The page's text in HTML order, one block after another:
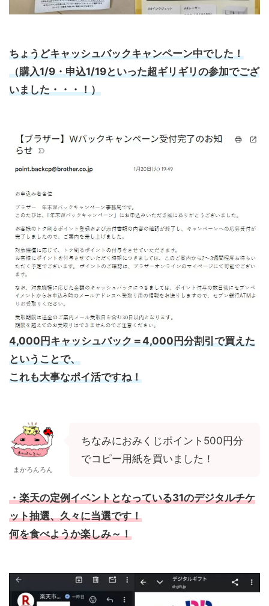
ちょうどキャッシュバックキャンペーン中でした！
（購入1/9・申込1/19といった超ギリギリの参加でござ
いました・・・！）
4,000円キャッシュバック＝4,000円分割引で買えた
ということで、
これも大事なポイ活ですね！
まかろんろん
ちなみにおみくじポイント500円分
でコピー用紙を買いました！
・楽天の定例イベントとなっている31のデジタルチケ
ット抽選、久々に当選です！
何を食べようか楽しみ～！